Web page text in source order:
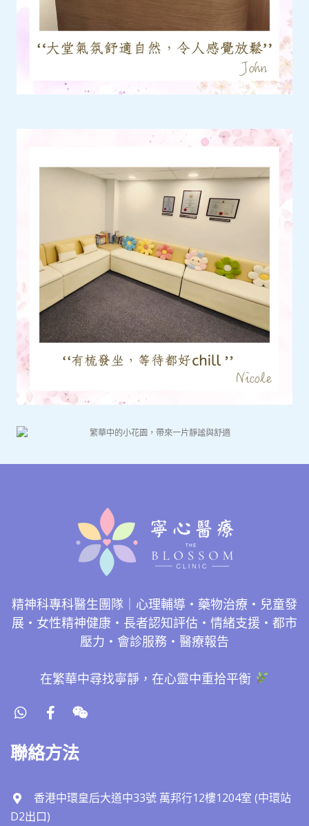
精神科專科醫生團隊｜心理輔導・藥物治療・兒童發
展・女性精神健康・長者認知評估・情緒支援・都市
壓力・會診服務・醫療報告
在繁華中尋找寧靜，在心靈中重拾平衡
聯絡方法
香港中環皇后大道中33號 萬邦行12樓1204室 (中環站
D2出口)